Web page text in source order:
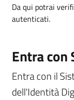
Da qui potrai
autenticati.
Entra con
Entra con il
dell'Identità